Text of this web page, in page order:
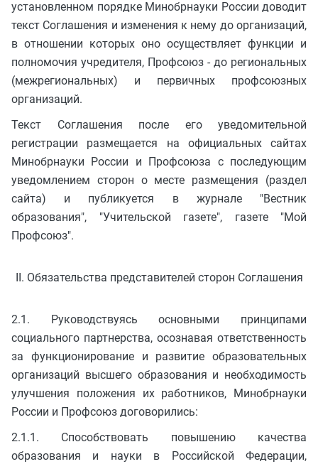
установленном порядке Минобрнауки России доводит
текст Соглашения и изменения к нему до организаций,
в отношении которых оно осуществляет функции и
полномочия учредителя, Профсоюз - до региональных
(межрегиональных) и первичных профсоюзных
организаций.
Текст Соглашения после его уведомительной
регистрации размещается на официальных сайтах
Минобрнауки России и Профсоюза с последующим
уведомлением сторон о месте размещения (раздел
сайта) и публикуется в журнале "Вестник
образования", "Учительской газете", газете "Мой
Профсоюз".
II. Обязательства представителей сторон Соглашения
2.1. Руководствуясь основными принципами
социального партнерства, осознавая ответственность
за функционирование и развитие образовательных
организаций высшего образования и необходимость
улучшения положения их работников, Минобрнауки
России и Профсоюз договорились:
2.1.1. Способствовать повышению качества
образования и науки в Российской Федерации,